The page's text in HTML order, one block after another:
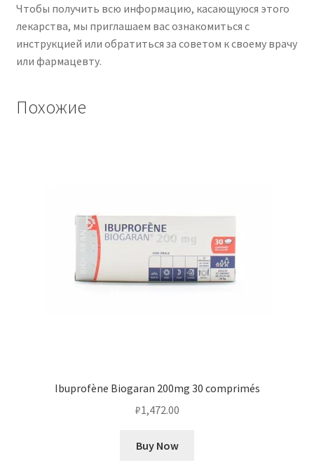
Чтобы получить всю информацию, касающуюся этого
лекарства, мы приглашаем вас ознакомиться с
инструкцией или обратиться за советом к своему врачу
или фармацевту.
Похожие
Ibuprofène Biogaran 200mg 30 comprimés
₽1,472.00
Buy Now